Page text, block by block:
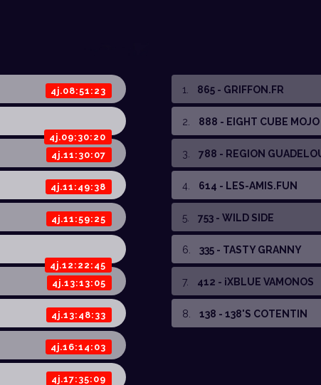
4j.08:51:23
4j.09:30:20
4j.11:30:07
4j.11:49:38
4j.11:59:25
4j.12:22:45
4j.13:13:05
4j.13:48:33
4j.16:14:03
4j.17:35:09
1. 865 - GRIFFON.FR
2. 888 - EIGHT CUBE MOJO
3. 788 - REGION
4. 614 - LES-AMIS.FUN
5. 753 - WILD SIDE
6. 335 - TASTY GRANNY
7. 412 - iXBLUE VAMONOS
8. 138 - 138'S COTENTIN